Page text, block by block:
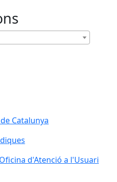
Catalunya
Catalunya
d'Atenció a l'Usuari